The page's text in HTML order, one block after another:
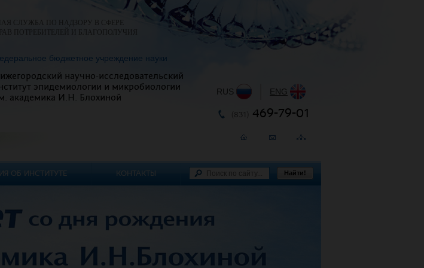
СЛУЖБА ПО НАДЗОРУ В СФЕРЕ
ПОТРЕБИТЕЛЕЙ И БЛАГОПОЛУЧИЯ
бюджетное учреждение науки
научно-исследовательский
эпидемиологии и микробиологии
академика И.Н. Блохиной
RUS ENG
469-79-01
ОБ ИНСТИТУТЕ КОНТАКТЫ Найти!